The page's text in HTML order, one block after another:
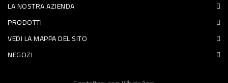
SANITARI
ACCESSORI
LA NOSTRA AZIENDA
PRODOTTI
VEDI LA MAPPA DEL SITO
NEGOZI